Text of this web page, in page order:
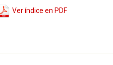
Ver índice en PDF